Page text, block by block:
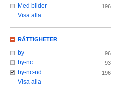
Med bilder 196
Visa alla
RÄTTIGHETER
by 96
by-nc 93
by-nc-nd 196
Visa alla